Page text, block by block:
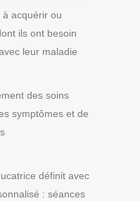
acquérir ou
ils ont besoin
leur maladie
des soins
symptômes et de
définit avec
: séances